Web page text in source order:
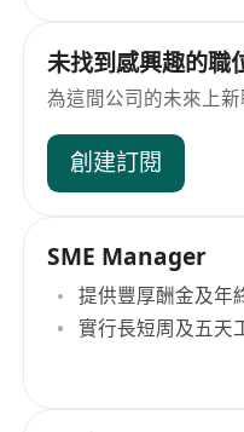
未找到感興趣的職
為這間公司的未來上
創建訂閱
SME Manager
提供豐厚酬金及年
實行長短周及五天